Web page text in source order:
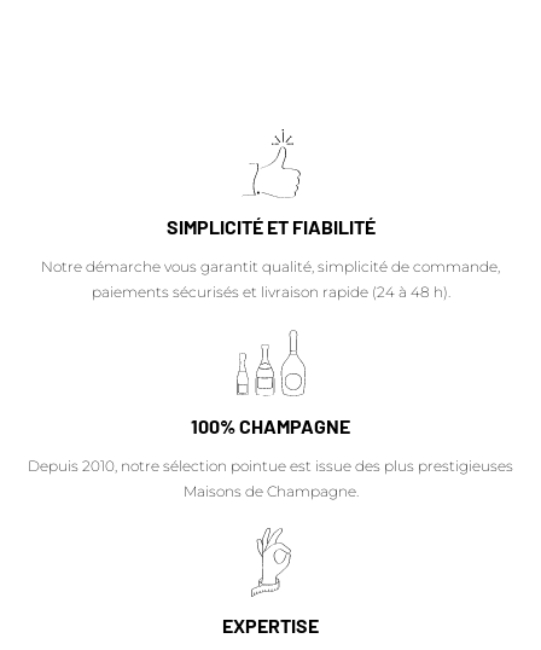
SIMPLICITÉ ET FIABILITÉ
Notre démarche vous garantit qualité, simplicité de commande,
paiements sécurisés et livraison rapide (24 à 48 h).
100% CHAMPAGNE
Depuis 2010, notre sélection pointue est issue des plus prestigieuses
Maisons de Champagne.
EXPERTISE